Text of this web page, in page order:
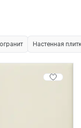
Настенная